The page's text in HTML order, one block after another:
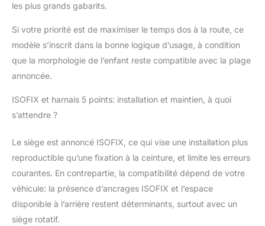
les plus grands gabarits.
Si votre priorité est de maximiser le temps dos à la route, ce
modèle s’inscrit dans la bonne logique d’usage, à condition
que la morphologie de l’enfant reste compatible avec la plage
annoncée.
ISOFIX et harnais 5 points: installation et maintien, à quoi
s’attendre ?
Le siège est annoncé ISOFIX, ce qui vise une installation plus
reproductible qu’une fixation à la ceinture, et limite les erreurs
courantes. En contrepartie, la compatibilité dépend de votre
véhicule: la présence d’ancrages ISOFIX et l’espace
disponible à l’arrière restent déterminants, surtout avec un
siège rotatif.